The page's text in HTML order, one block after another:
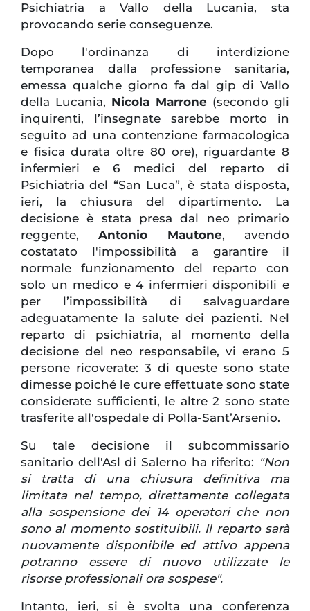
Psichiatria a Vallo della Lucania, sta
provocando serie conseguenze.
Dopo l'ordinanza di interdizione
temporanea dalla professione sanitaria,
emessa qualche giorno fa dal gip di Vallo
della Lucania, Nicola Marrone(secondo gli
inquirenti, l’insegnate sarebbe morto in
seguito ad una contenzione farmacologica
e fisica durata oltre 80 ore), riguardante 8
infermieri e 6 medici del reparto di
Psichiatria del “San Luca”, è stata disposta,
ieri, la chiusura del dipartimento. La
decisione è stata presa dal neo primario
reggente,Antonio Mautone, avendo
costatato l'impossibilità a garantire il
normale funzionamento del reparto con
solo un medico e 4 infermieri disponibili e
per l’impossibilità di salvaguardare
adeguatamente la salute dei pazienti. Nel
reparto di psichiatria, al momento della
decisione del neo responsabile, vi erano 5
persone ricoverate: 3 di queste sono state
dimesse poiché le cure effettuate sono state
considerate sufficienti, le altre 2 sono state
trasferite all'ospedale di Polla-Sant’Arsenio.
Su tale decisione il subcommissario
sanitario dell'Asl di Salerno ha riferito: "Non
si tratta di una chiusura definitiva ma
limitata nel tempo, direttamente collegata
alla sospensione dei 14 operatori che non
sono al momento sostituibili. Il reparto sarà
nuovamente disponibile ed attivo appena
potranno essere di nuovo utilizzate le
risorse professionali ora sospese".
Intanto, ieri, si è svolta una conferenza